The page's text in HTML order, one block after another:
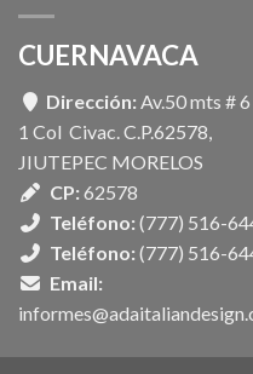
CUERNAVACA
Dirección: Av.50 mts #
1 Col Civac. C.P.62578,
JIUTEPEC MORELOS
CP: 62578
Teléfono: (777) 516-
Teléfono: (777) 516-
Email: